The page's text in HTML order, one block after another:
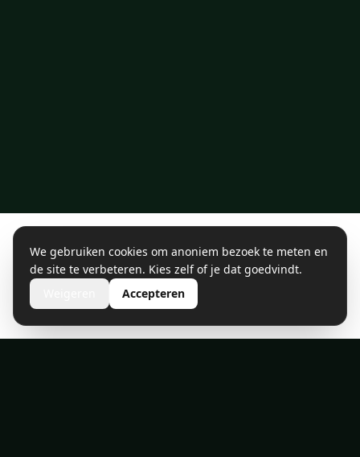
We gebruiken cookies om anoniem bezoek te meten en
de site te verbeteren. Kies zelf of je dat goedvindt.
Accepteren